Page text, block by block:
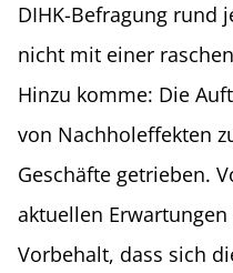
DIHK-Befragung rund
nicht mit einer
Hinzu komme: Die
von Nachholeffekten
Geschäfte getrieben.
aktuellen
Vorbehalt, dass sich